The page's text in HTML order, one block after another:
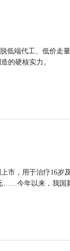
低端代工、低价走
的硬核实力。
市，用于治疗16岁
……今年以来，我国